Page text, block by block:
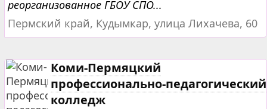
реорганизованное ГБОУ СПО...
Пермский край, Кудымкар, улица Лихачева, 60
Коми-Пермяцкий
профессионально-педагогический
колледж